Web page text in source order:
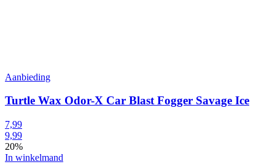
Aanbieding
Turtle Wax Odor-X Car Blast Fogger Savage Ice
7,99
9,99
20%
In winkelmand